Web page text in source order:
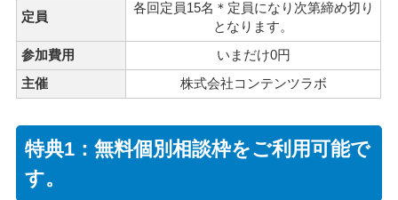
定員
各回定員15名＊定員になり次第締め切り
となります。
参加費用
いまだけ0円
主催
株式会社コンテンツラボ
特典1：無料個別相談枠をご利用可能で
す。